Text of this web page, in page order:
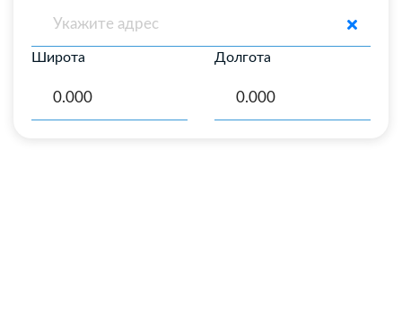
Широта Долгота